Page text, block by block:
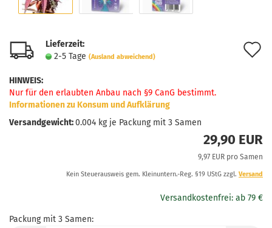
Lieferzeit:
2-5 Tage (Ausland abweichend)
HINWEIS:
Nur für den erlaubten Anbau nach §9 CanG bestimmt.
Informationen zu Konsum und Aufklärung
Versandgewicht:0.004 kg je Packung mit 3 Samen
29,90 EUR
9,97 EUR pro Samen
Kein Steuerausweis gem. Kleinuntern.-Reg. §19 UStG zzgl. Versand
Packung mit 3 Samen: